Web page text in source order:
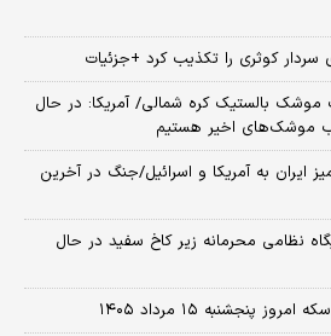
سردار کوثری را تکذیب کرد +جزئیات
موشک بالستیک کره شمالی/ آمریکا: در حال
موشک‌های اخیر هستیم
ایران به آمریکا و اسرائیل/جنگ در آخرین
نظامی محرمانه زیر کاخ سفید در حال
پنجشنبه ۱۵ مرداد ۱۴۰۵